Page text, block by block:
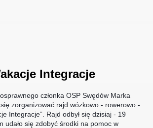
Integracje
członka OSP Swędów Marka
się zorganizować rajd wózkowo - rowerowo -
Integracje”. Rajd odbył się dzisiaj - 19
udało się zdobyć środki na pomoc w